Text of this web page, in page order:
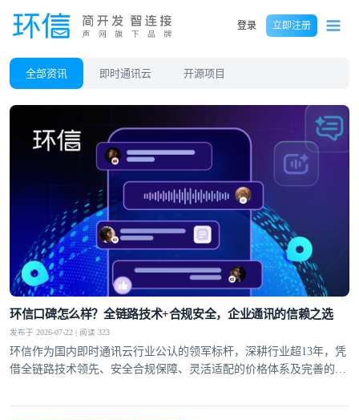
登录 立即注册
全部资讯 即时通讯云 开源项目
环信口碑怎么样？全链路技术+合规安全，企业通讯的信赖之选
发布于 2026-07-22 | 阅读 323
环信作为国内即时通讯云行业公认的领军标杆，深耕行业超13年，凭
借全链路技术领先、安全合规保障、灵活适配的价格体系及完善的全